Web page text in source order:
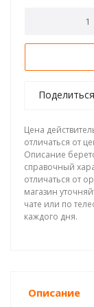
Поделиться
Цена
отличаться от
Описание
справочный
отличаться от
магазин
чате или по
каждого дня.
Описание